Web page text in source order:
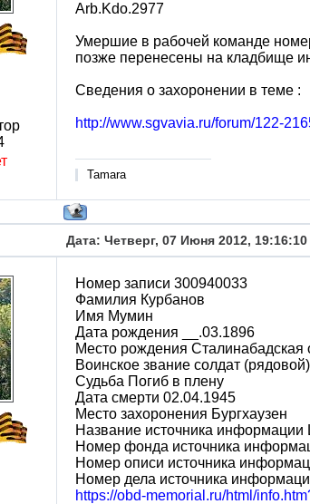
Arb.Kdo.2977
Умершие в рабочей команде
позже перенесены на кладбище
Сведения о захоронении в теме :
http://www.sgvavia.ru/forum/122-
Tamara
Дата: Четверг, 07 Июня 2012,
Номер записи 300940033
Фамилия Курбанов
Имя Мумин
Дата рождения __.03.1896
Место рождения Сталинабадская
Воинское звание солдат (рядовой)
Судьба Погиб в плену
Дата смерти 02.04.1945
Место захоронения Бургхаузен
Название источника
Номер фонда источника
Номер описи источника
Номер дела источника
https://obd-memorial.ru/html/